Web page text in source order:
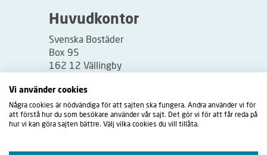
Huvudkontor
Svenska Bostäder
Box 95
162 12 Vällingby
Besöksadress:
Vällingbyplan 2
Vi använder cookies
Några cookies är nödvändiga för att sajten ska fungera. Andra använder vi för
att förstå hur du som besökare använder vår sajt. Det gör vi för att får reda på
hur vi kan göra sajten bättre. Välj vilka cookies du vill tillåta.